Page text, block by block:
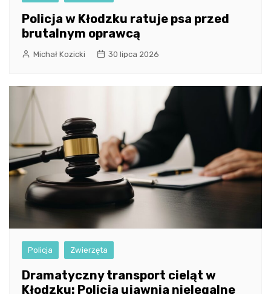
Policja w Kłodzku ratuje psa przed
brutalnym oprawcą
Michał Kozicki 30 lipca 2026
Policja Zwierzęta
Dramatyczny transport cieląt w
Kłodzku: Policja ujawnia nielegalne